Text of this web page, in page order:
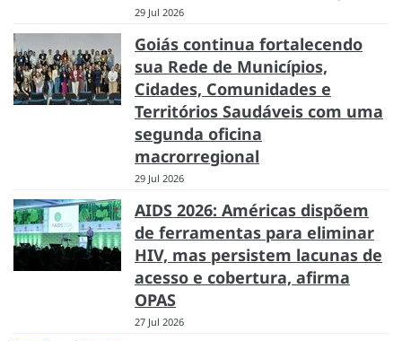
29 Jul 2026
Goiás continua fortalecendo
sua Rede de Municípios,
Cidades, Comunidades e
Territórios Saudáveis com uma
segunda oficina
macrorregional
29 Jul 2026
AIDS 2026: Américas dispõem
de ferramentas para eliminar
HIV, mas persistem lacunas de
acesso e cobertura, afirma
OPAS
27 Jul 2026